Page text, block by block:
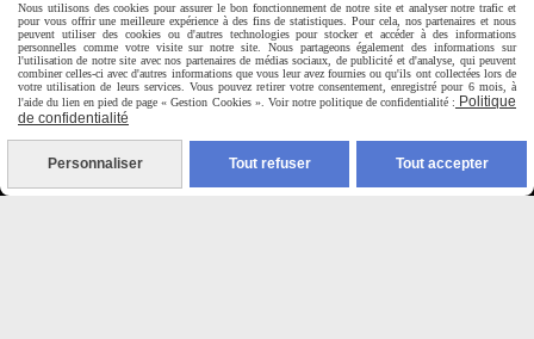
Horaire d'ouverture:
Du Mardi au Samedi de
9H00 - 12H30 / 14H00-18H30

Paiement sécurisé
Nous utilisons des cookies pour assurer le bon fonctionnement de notre site et analyser notre trafic et
pour vous offrir une meilleure expérience à des fins de statistiques. Pour cela, nos partenaires et nous
peuvent utiliser des cookies ou d'autres technologies pour stocker et accéder à des informations
personnelles comme votre visite sur notre site. Nous partageons également des informations sur
l'utilisation de notre site avec nos partenaires de médias sociaux, de publicité et d'analyse, qui peuvent
combiner celles-ci avec d'autres informations que vous leur avez fournies ou qu'ils ont collectées lors de
votre utilisation de leurs services. Vous pouvez retirer votre consentement, enregistré pour 6 mois, à
l'aide du lien en pied de page « Gestion Cookies ». Voir notre politique de confidentialité : Politique
de confidentialité
Personnaliser Tout refuser Tout accepter